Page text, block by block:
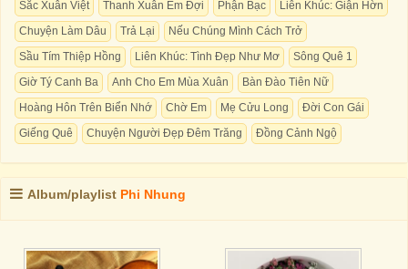
Sắc Xuân Việt Thanh Xuân Em Đợi Phận Bạc
Liên Khúc: Giận Hờn
Chuyện Làm Dâu
Trả Lại
Nếu Chúng Mình Cách Trở
Sầu Tím Thiệp Hồng
Liên Khúc: Tình Đẹp Như Mơ
Sông Quê 1
Giờ Tý Canh Ba
Anh Cho Em Mùa Xuân
Bàn Đào Tiên Nữ
Hoàng Hôn Trên Biển Nhớ
Chờ Em Mẹ Cửu Long
Đời Con Gái
Giếng Quê
Chuyện Người Đẹp Đêm Trăng Đồng Cảnh Ngộ
Album/playlist Phi Nhung